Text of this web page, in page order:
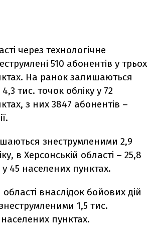
через технологічне
510 абонентів у трьох
На ранок залишаються
тис. точок обліку у 72
з них 3847 абонентів –
знеструмленими 2,9
в Херсонській області – 25,8
45 населених пунктах.
області внаслідок бойових дій
1,5 тис.
пунктах.